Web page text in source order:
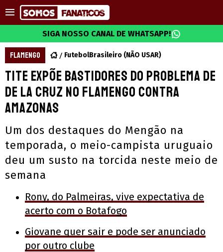
SIGA NOSSO CANAL DE WHATSAPP!
FLAMENGO FutebolBrasileiro (NÃO USAR)
Tite expõe bastidores do problema de
De la Cruz no Flamengo contra
Amazonas
Um dos destaques do Mengão na
temporada, o meio-campista uruguaio
deu um susto na torcida neste meio de
semana
Rony, do Palmeiras, vive expectativa de
acerto com o Botafogo
Giovane quer sair e pode ser anunciado
por outro clube